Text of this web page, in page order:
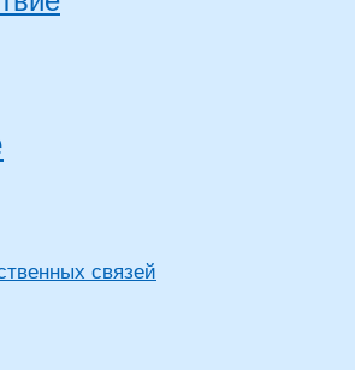
связей